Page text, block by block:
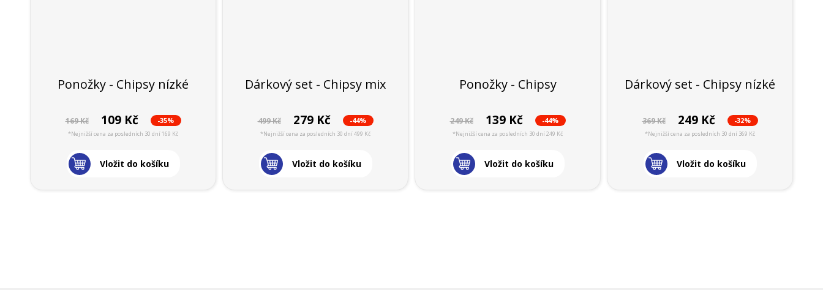
Ponožky - Chipsy nízké
169 Kč 109 Kč -35%
*Nejnižší cena za posledních 30 dní 169 Kč
Vložit do košíku
Dárkový set - Chipsy mix
499 Kč 279 Kč -44%
*Nejnižší cena za posledních 30 dní 499 Kč
Vložit do košíku
Ponožky - Chipsy
249 Kč 139 Kč -44%
*Nejnižší cena za posledních 30 dní 249 Kč
Vložit do košíku
Dárkový set - Chipsy nízké
369 Kč 249 Kč -32%
*Nejnižší cena za posledních 30 dní 369 Kč
Vložit do košíku